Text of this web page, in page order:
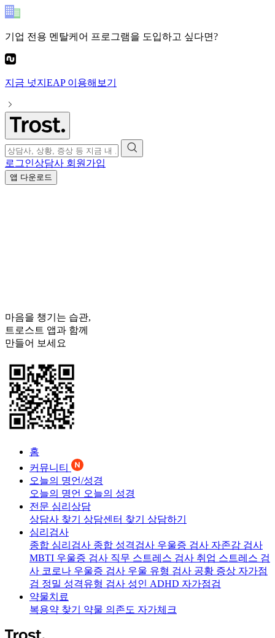
기업 전용 멘탈케어 프로그램을 도입하고 싶다면?
지금 넛지EAP이용해보기
로그인상담사 회원가입
앱 다운로드
마음을 챙기는 습관,
트로스트 앱과 함께
만들어 보세요
홈
커뮤니티
오늘의 명언/성경
오늘의 명언 오늘의 성경
전문 심리상담
상담사 찾기 상담센터 찾기 상담하기
심리검사
종합 심리검사 종합 성격검사 우울증 검사 자존감 검사
MBTI 우울증 검사 직무 스트레스 검사 취업 스트레스 검
사 코로나 우울증 검사 우울 유형 검사 공황 증상 자가점
검 정밀 성격유형 검사 성인 ADHD 자가점검
약물치료
복용약 찾기 약물 의존도 자가체크